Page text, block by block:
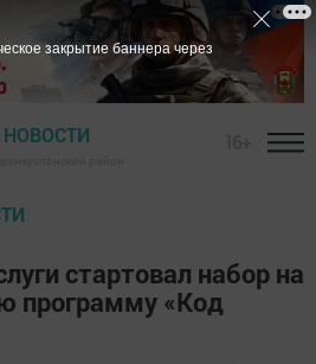
стартовал набор на
программу «Код
закрытие баннера через